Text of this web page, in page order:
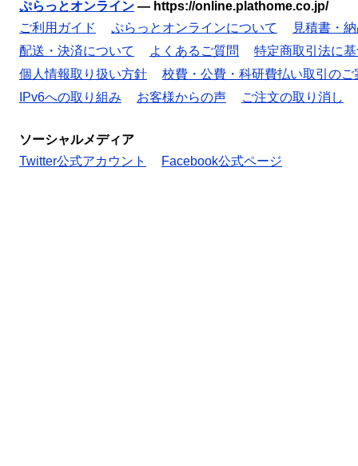
ぷらっとオンライン — https://online.plathome.co.jp/
ご利用ガイド
ぷらっとオンラインについて
見積書・
配送・決済について
よくあるご質問
特定商取引法に
個人情報取り扱い方針
校費・公費・科研費払い取引のご
IPv6への取り組み
お客様からの声 ご注文の取り消し
ソーシャルメディア
Twitter公式アカウント
Facebook公式ページ